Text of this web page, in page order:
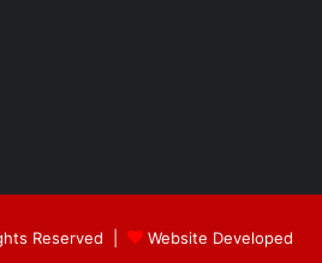
Reserved | Website Developed